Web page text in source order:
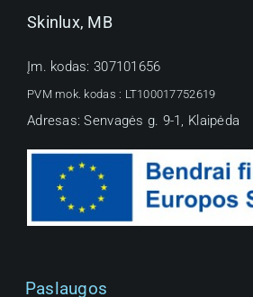
Skinlux, MB
Įm. kodas: 307101656
PVM mok. kodas : LT100017752619
Adresas: Senvagės g. 9-1, Klaipėda
Paslaugos
Rezervuokite
Patikėkite man savo odos